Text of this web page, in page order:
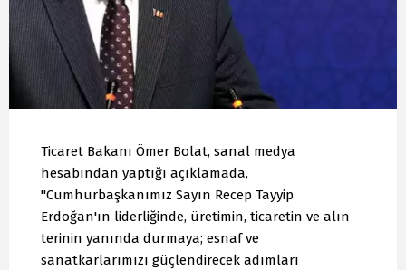
Ticaret Bakanı Ömer Bolat, sanal medya
hesabından yaptığı açıklamada,
"Cumhurbaşkanımız Sayın Recep Tayyip
Erdoğan'ın liderliğinde, üretimin, ticaretin ve alın
terinin yanında durmaya; esnaf ve
sanatkarlarımızı güçlendirecek adımları